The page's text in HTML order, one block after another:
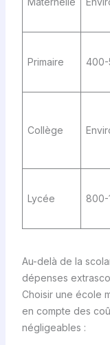
Primaire
Collège
Lycée 800-
Au-delà de la
dépenses
Choisir une école
en compte des
négligeables :